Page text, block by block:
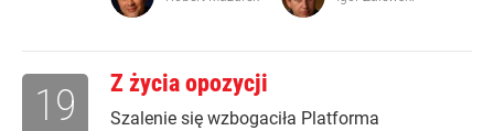
Z życia opozycji
Szalenie się wzbogaciła Platforma
19